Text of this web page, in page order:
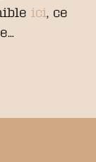
ici, ce